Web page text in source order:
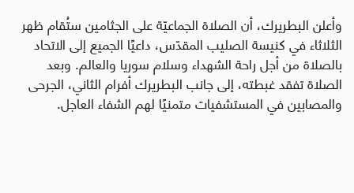
وأعلن البطريرك، أن الصلاة الجماعيّة على الجثامين ستُقام ظهر
الثلاثاء في كنيسة الصليب المقدّس، داعيًا الجميع إلى الاتحاد
بالصلاة من أجل راحة الشهداء وسلام سوريا والعالم. وبعد
الصلاة تفقد غبطته، إلى جانب البطريرك أفرام الثاني، الجرحى
والمصابين في المستشفيات متمنيًا لهم الشفاء العاجل.